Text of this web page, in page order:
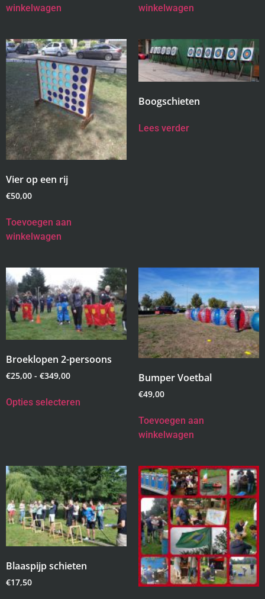
winkelwagen
winkelwagen
Vier op een rij
€50,00
Toevoegen aan
winkelwagen
Boogschieten
Lees verder
Broeklopen 2-persoons
€25,00 - €349,00
Opties selecteren
Bumper Voetbal
€49,00
Toevoegen aan
winkelwagen
Blaaspijp schieten
€17,50